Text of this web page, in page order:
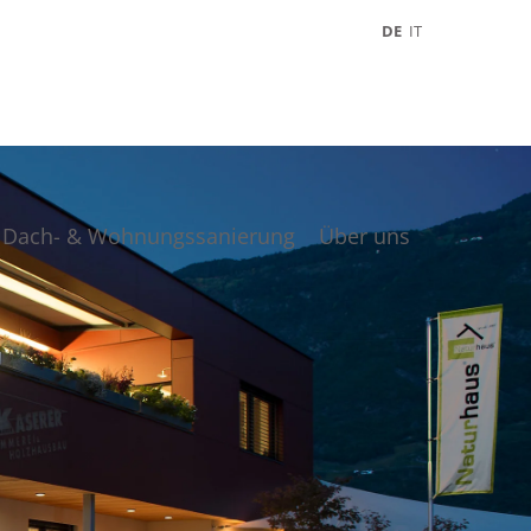
Dach- & Wohnungssanierung Über uns
DE IT